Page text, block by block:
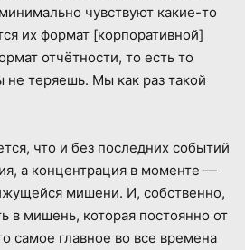
чувствуют какие-то
их формат [корпоративной]
отчётности, то есть то
теряешь. Мы как раз такой
что и без последних событий
а концентрация в моменте —
мишени. И, собственно,
в мишень, которая постоянно от
самое главное во все времена